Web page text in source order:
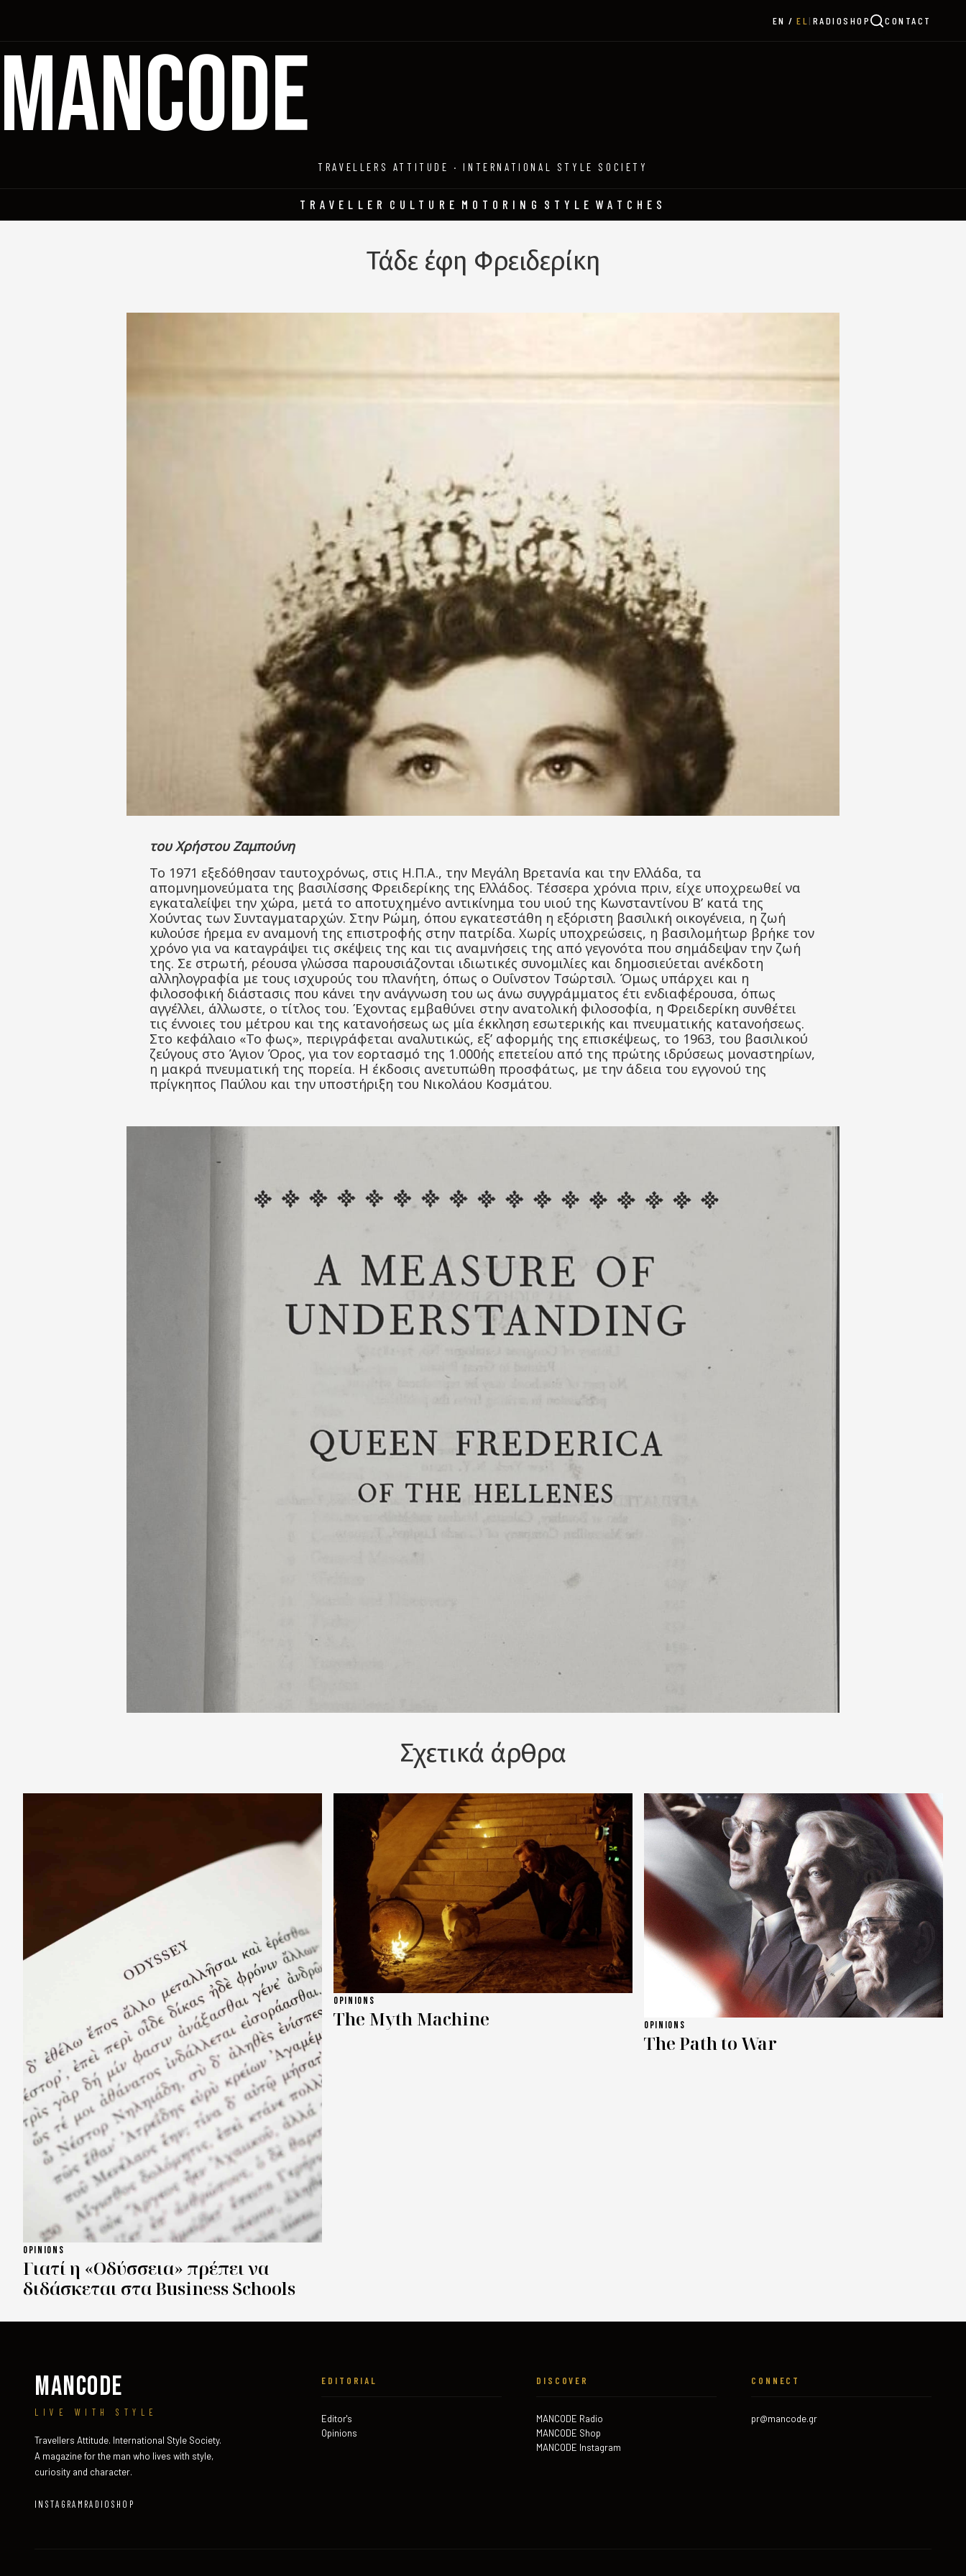
EN EL | RADIOSHOP CONTACT
MANCODE
TRAVELLERS ATTITUDE · INTERNATIONAL STYLE SOCIETY
TRAVELLER CULTURE MOTORING STYLE WATCHES
Τάδε έφη Φρειδερίκη
του Χρήστου Ζαμπούνη
Το 1971 εξεδόθησαν ταυτοχρόνως, στις Η.Π.Α., την Μεγάλη Βρετανία και την Ελλάδα, τα
απομνημονεύματα της βασιλίσσης Φρειδερίκης της Ελλάδος. Τέσσερα χρόνια πριν, είχε υποχρεωθεί να
εγκαταλείψει την χώρα, μετά το αποτυχημένο αντικίνημα του υιού της Κωνσταντίνου Β’ κατά της
Χούντας των Συνταγματαρχών. Στην Ρώμη, όπου εγκατεστάθη η εξόριστη βασιλική οικογένεια, η ζωή
κυλούσε ήρεμα εν αναμονή της επιστροφής στην πατρίδα. Χωρίς υποχρεώσεις, η βασιλομήτωρ βρήκε τον
χρόνο για να καταγράψει τις σκέψεις της και τις αναμνήσεις της από γεγονότα που σημάδεψαν την ζωή
της. Σε στρωτή, ρέουσα γλώσσα παρουσιάζονται ιδιωτικές συνομιλίες και δημοσιεύεται ανέκδοτη
αλληλογραφία με τους ισχυρούς του πλανήτη, όπως ο Ουΐνστον Τσώρτσιλ. Όμως υπάρχει και η
φιλοσοφική διάστασις που κάνει την ανάγνωση του ως άνω συγγράμματος έτι ενδιαφέρουσα, όπως
αγγέλλει, άλλωστε, ο τίτλος του. Έχοντας εμβαθύνει στην ανατολική φιλοσοφία, η Φρειδερίκη συνθέτει
τις έννοιες του μέτρου και της κατανοήσεως ως μία έκκληση εσωτερικής και πνευματικής κατανοήσεως.
Στο κεφάλαιο «Το φως», περιγράφεται αναλυτικώς, εξ’ αφορμής της επισκέψεως, το 1963, του βασιλικού
ζεύγους στο Άγιον Όρος, για τον εορτασμό της 1.000ής επετείου από της πρώτης ιδρύσεως μοναστηρίων,
η μακρά πνευματική της πορεία. Η έκδοσις ανετυπώθη προσφάτως, με την άδεια του εγγονού της
πρίγκηπος Παύλου και την υποστήριξη του Νικολάου Κοσμάτου.
Σχετικά άρθρα
OPINIONS
Γιατί η «Οδύσσεια» πρέπει να
διδάσκεται στα Business Schools
OPINIONS
The Myth Machine OPINIONS
The Path to War
MANCODE
LIVE WITH STYLE
Travellers Attitude. International Style Society.
A magazine for the man who lives with style,
curiosity and character.
INSTAGRAM RADIO SHOP
EDITORIAL
Editor's
Opinions
DISCOVER
MANCODE Radio
MANCODE Shop
MANCODE Instagram
CONNECT
pr@mancode.gr